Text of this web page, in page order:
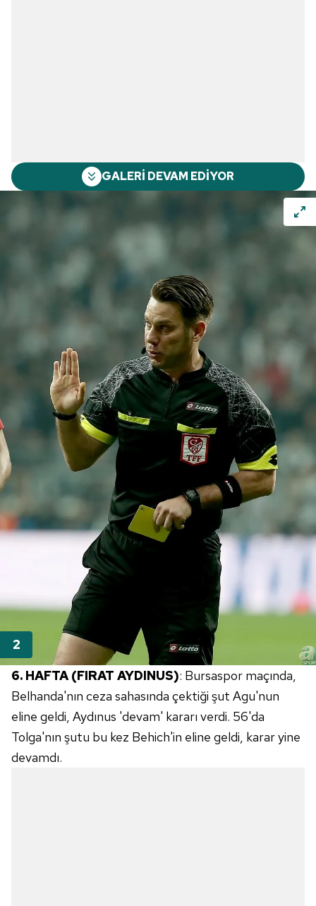
GALERİ DEVAM EDİYOR
6. HAFTA (FIRAT AYDINUS): Bursaspor maçında,
Belhanda'nın ceza sahasında çektiği şut Agu'nun
eline geldi, Aydınus 'devam' kararı verdi. 56'da
Tolga'nın şutu bu kez Behich'in eline geldi, karar yine
devamdı.